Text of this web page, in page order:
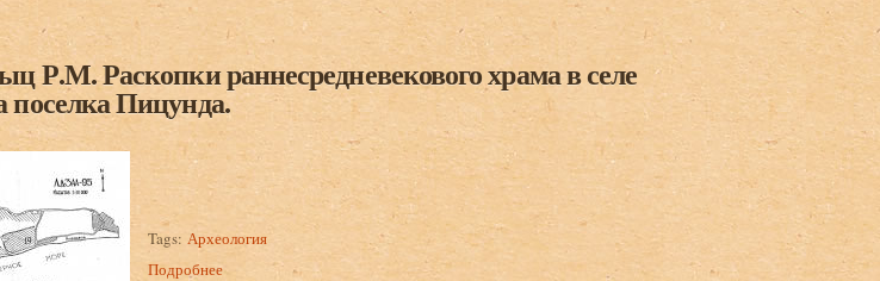
О.Х. История изучения средневековых памятников Абхазии // Материалы по археологии Абхазии. Тбилиси, 1967, с. 115-128
Р.М. Раскопки раннесредневекового храма в селе
поселка Пицунда.
Tags: Археология
Подробнеео Барцыц Р.М. Раскопки раннесредневекового храма в селе Лдзаа поселка Пицунда.